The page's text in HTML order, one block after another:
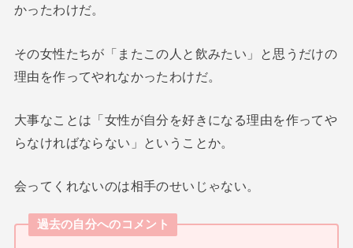
かったわけだ。
その女性たちが「またこの人と飲みたい」と思うだけの
理由を作ってやれなかったわけだ。
大事なことは「女性が自分を好きになる理由を作ってや
らなければならない」ということか。
会ってくれないのは相手のせいじゃない。
過去の自分へのコメント